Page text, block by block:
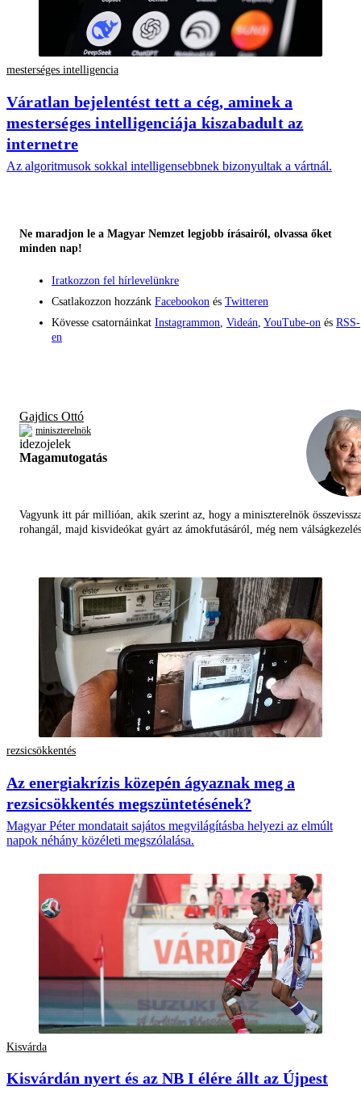
mesterséges intelligencia
Váratlan bejelentést tett a cég, aminek a
mesterséges intelligenciája kiszabadult az
internetre
Az algoritmusok sokkal intelligensebbnek bizonyultak a vártnál.
Ne maradjon le a Magyar Nemzet legjobb írásairól, olvassa őket
minden nap!
Iratkozzon fel hírlevelünkre
Csatlakozzon hozzánk Facebookon és Twitteren
Kövesse csatornáinkat Instagrammon Videán YouTube-on és RSS-
en
Gajdics Ottó
miniszterelnök
Magamutogatás
Vagyunk itt pár millióan, akik szerint az, hogy a miniszterelnök
rohangál, majd kisvideókat gyárt az ámokfutásáról, még nem
rezsicsökkentés
Az energiakrízis közepén ágyaznak meg a
rezsicsökkentés megszüntetésének?
Magyar Péter mondatait sajátos megvilágításba helyezi az elmúlt
napok néhány közéleti megszólalása.
Kisvárda
Kisvárdán nyert és az NB I élére állt az Újpest